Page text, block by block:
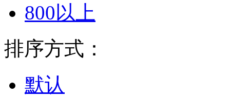
800以上
排序方式：
默认